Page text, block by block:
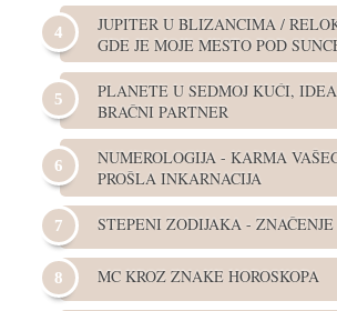
JUPITER U BLIZANCIMA /
GDE JE MOJE MESTO POD
PLANETE U SEDMOJ KUĆI,
BRAČNI PARTNER
NUMEROLOGIJA - KARMA
PROŠLA INKARNACIJA
STEPENI ZODIJAKA - ZNAČENJE
MC KROZ ZNAKE HOROSKOPA